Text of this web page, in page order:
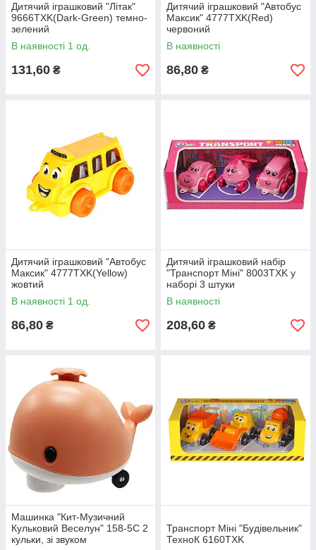
Дитячий іграшковий "Літак"
9666TXK(Dark-Green) темно-
зелений
В наявності 1 од.
131,60 ₴
Дитячий іграшковий "Автобус
Максик" 4777TXK(Red)
червоний
В наявності
86,80 ₴
Дитячий іграшковий "Автобус
Максик" 4777TXK(Yellow)
жовтий
В наявності 1 од.
86,80 ₴
Дитячий іграшковий набір
"Транспорт Міні" 8003TXK у
наборі 3 штуки
В наявності
208,60 ₴
Машинка "Кит-Музичний
Кульковий Веселун" 158-5C 2
кульки, зі звуком
Транспорт Міні "Будівельник"
ТехноК 6160TXK